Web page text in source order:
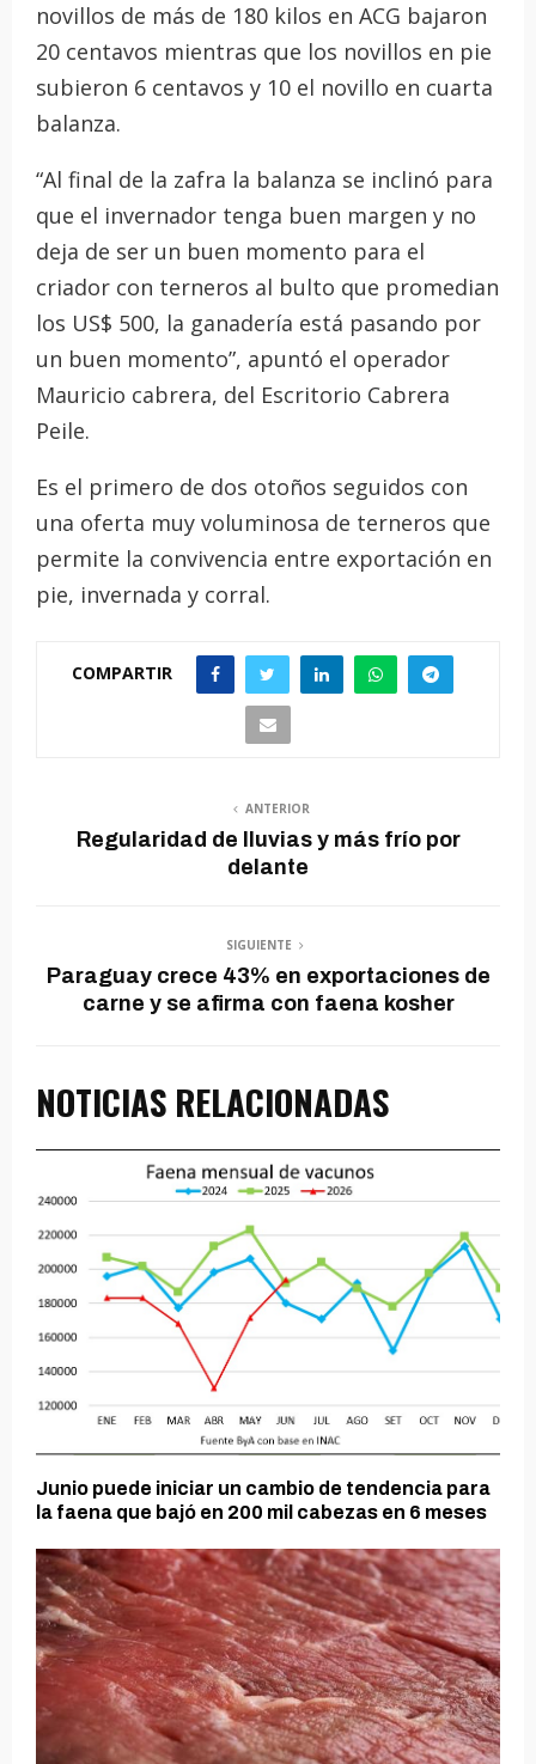
novillos de más de 180 kilos en ACG bajaron
20 centavos mientras que los novillos en pie
subieron 6 centavos y 10 el novillo en cuarta
balanza.
“Al final de la zafra la balanza se inclinó para
que el invernador tenga buen margen y no
deja de ser un buen momento para el
criador con terneros al bulto que promedian
los US$ 500, la ganadería está pasando por
un buen momento”, apuntó el operador
Mauricio cabrera, del Escritorio Cabrera
Peile.
Es el primero de dos otoños seguidos con
una oferta muy voluminosa de terneros que
permite la convivencia entre exportación en
pie, invernada y corral.
COMPARTIR
ANTERIOR
Regularidad de lluvias y más frío por
delante
SIGUIENTE
Paraguay crece 43% en exportaciones de
carne y se afirma con faena kosher
NOTICIAS RELACIONADAS
Junio puede iniciar un cambio de tendencia para
la faena que bajó en 200 mil cabezas en 6 meses